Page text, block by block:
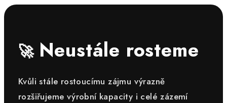
🚀 Neustále rosteme
Kvůli stále rostoucímu zájmu výrazně
rozšiřujeme výrobní kapacity i celé zázemí